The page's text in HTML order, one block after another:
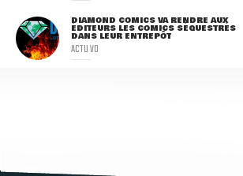
DIAMOND COMICS VA RENDRE AUX
ÉDITEURS LES COMICS SÉQUESTRÉS
DANS LEUR ENTREPÔT
ACTU VO